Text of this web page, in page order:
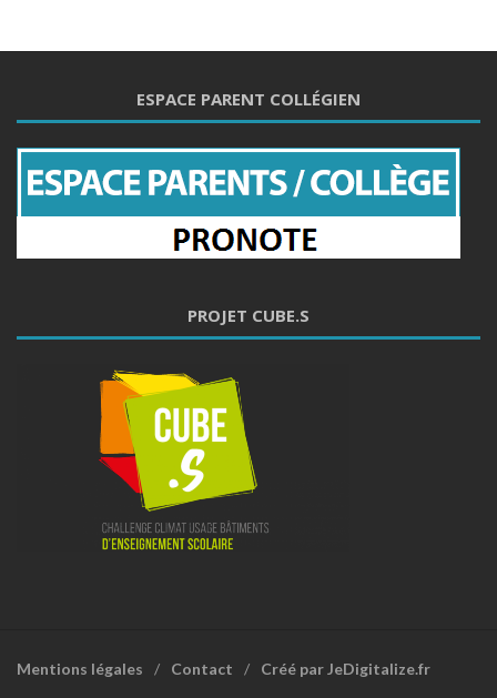
ESPACE PARENT COLLÉGIEN
PROJET CUBE.S
Mentions légales Contact Créé par JeDigitalize.fr